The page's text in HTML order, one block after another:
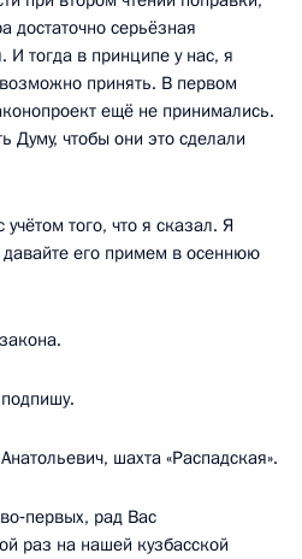
достаточно серьёзная
И тогда в принципе у нас, я
принять. В первом
ещё не принимались.
Думу, чтобы они это сделали
того, что я сказал. Я
его примем в осеннюю
шахта «Распадская».
рад Вас
раз на нашей кузбасской